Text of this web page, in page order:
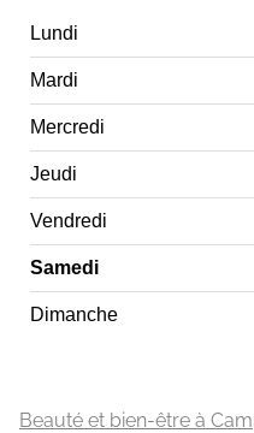
Lundi
Mardi
Mercredi
Jeudi
Vendredi
Samedi
Dimanche
Beauté et bien-être à